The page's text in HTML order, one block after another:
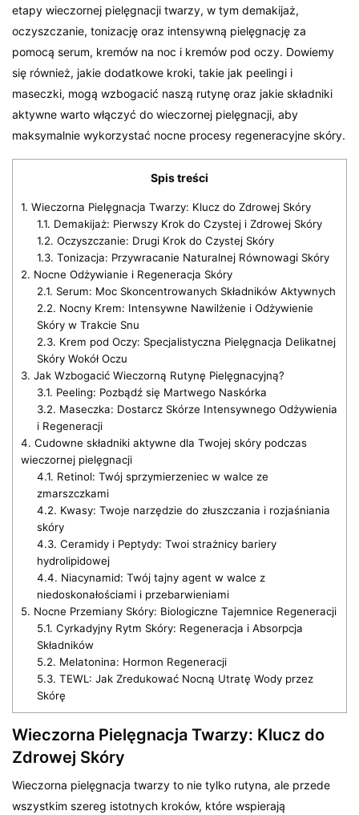
etapy wieczornej pielęgnacji twarzy, w tym demakijaż,
oczyszczanie, tonizację oraz intensywną pielęgnację za
pomocą serum, kremów na noc i kremów pod oczy. Dowiemy
się również, jakie dodatkowe kroki, takie jak peelingi i
maseczki, mogą wzbogacić naszą rutynę oraz jakie składniki
aktywne warto włączyć do wieczornej pielęgnacji, aby
maksymalnie wykorzystać nocne procesy regeneracyjne skóry.
Spis treści
1. Wieczorna Pielęgnacja Twarzy: Klucz do Zdrowej Skóry
1.1. Demakijaż: Pierwszy Krok do Czystej i Zdrowej Skóry
1.2. Oczyszczanie: Drugi Krok do Czystej Skóry
1.3. Tonizacja: Przywracanie Naturalnej Równowagi Skóry
2. Nocne Odżywianie i Regeneracja Skóry
2.1. Serum: Moc Skoncentrowanych Składników Aktywnych
2.2. Nocny Krem: Intensywne Nawilżenie i Odżywienie
Skóry w Trakcie Snu
2.3. Krem pod Oczy: Specjalistyczna Pielęgnacja Delikatnej
Skóry Wokół Oczu
3. Jak Wzbogacić Wieczorną Rutynę Pielęgnacyjną?
3.1. Peeling: Pozbądź się Martwego Naskórka
3.2. Maseczka: Dostarcz Skórze Intensywnego Odżywienia
i Regeneracji
4. Cudowne składniki aktywne dla Twojej skóry podczas
wieczornej pielęgnacji
4.1. Retinol: Twój sprzymierzeniec w walce ze
zmarszczkami
4.2. Kwasy: Twoje narzędzie do złuszczania i rozjaśniania
skóry
4.3. Ceramidy i Peptydy: Twoi strażnicy bariery
hydrolipidowej
4.4. Niacynamid: Twój tajny agent w walce z
niedoskonałościami i przebarwieniami
5. Nocne Przemiany Skóry: Biologiczne Tajemnice Regeneracji
5.1. Cyrkadyjny Rytm Skóry: Regeneracja i Absorpcja
Składników
5.2. Melatonina: Hormon Regeneracji
5.3. TEWL: Jak Zredukować Nocną Utratę Wody przez
Skórę
Wieczorna Pielęgnacja Twarzy: Klucz do
Zdrowej Skóry
Wieczorna pielęgnacja twarzy to nie tylko rutyna, ale przede
wszystkim szereg istotnych kroków, które wspierają